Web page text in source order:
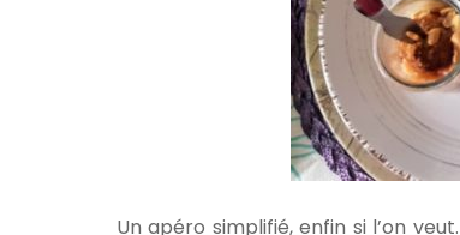
Un apéro simplifié, enfin si l’on